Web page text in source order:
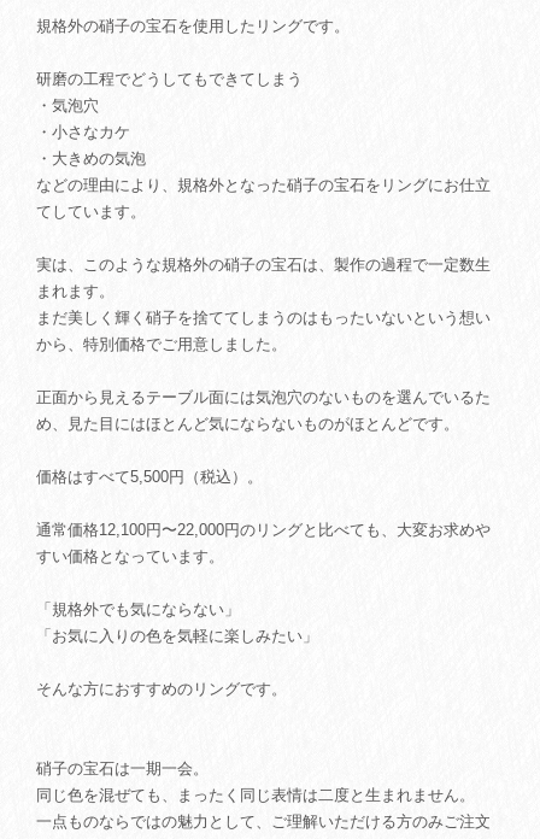
規格外の硝子の宝石を使用したリングです。
研磨の工程でどうしてもできてしまう
・気泡穴
・小さなカケ
・大きめの気泡
などの理由により、規格外となった硝子の宝石をリングにお仕立
てしています。
実は、このような規格外の硝子の宝石は、製作の過程で一定数生
まれます。
まだ美しく輝く硝子を捨ててしまうのはもったいないという想い
から、特別価格でご用意しました。
正面から見えるテーブル面には気泡穴のないものを選んでいるた
め、見た目にはほとんど気にならないものがほとんどです。
価格はすべて5,500円（税込）。
通常価格12,100円〜22,000円のリングと比べても、大変お求めや
すい価格となっています。
「規格外でも気にならない」
「お気に入りの色を気軽に楽しみたい」
そんな方におすすめのリングです。
硝子の宝石は一期一会。
同じ色を混ぜても、まったく同じ表情は二度と生まれません。
一点ものならではの魅力として、ご理解いただける方のみご注文